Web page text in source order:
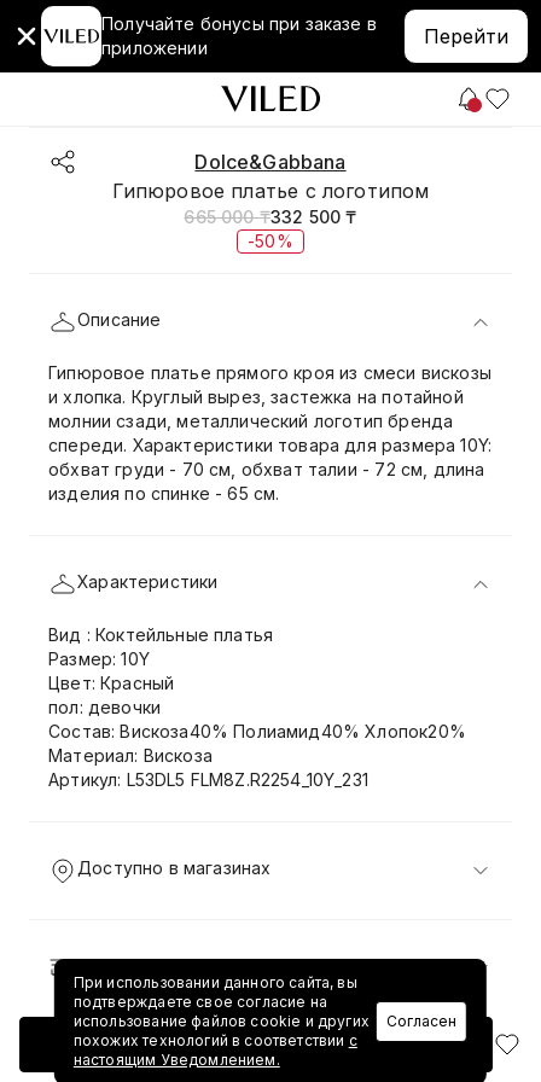
Получайте бонусы при заказе в
приложении
Перейти
Dolce&Gabbana
Гипюровое платье с логотипом
665 000 ₸332 500 ₸
-50%
Добавить в корзину
Описание
Гипюровое платье прямого кроя из смеси вискозы
и хлопка. Круглый вырез, застежка на потайной
молнии сзади, металлический логотип бренда
спереди. Характеристики товара для размера 10Y:
обхват груди - 70 см, обхват талии - 72 см, длина
изделия по спинке - 65 см.
Характеристики
Вид : Коктейльные платья
Размер: 10Y
Цвет: Красный
пол: девочки
Состав: Вискоза40% Полиамид40% Хлопок20%
Материал: Вискоза
Артикул: L53DL5 FLM8Z.R2254_10Y_231
Доступно в магазинах
Доставка и возврат
При использовании данного сайта, вы
подтверждаете свое согласие на
использование файлов cookie и других
похожих технологий в соответствии с
настоящим Уведомлением.
Согласен